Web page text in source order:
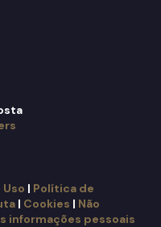
| Política de
| Cookies | Não
informações pessoais